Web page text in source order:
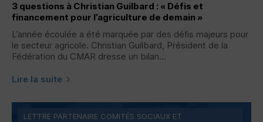
3 questions à Christian Guilbard : « Défis et
financement pour l’agriculture de demain »
L’année écoulée a été marquée par des défis majeurs pour
le secteur agricole. Christian Guilbard, Président de la
Fédération du CMAR dresse un bilan...
Lire la suite
LETTRE PARTENAIRE COMITÉS SOCIAUX ET